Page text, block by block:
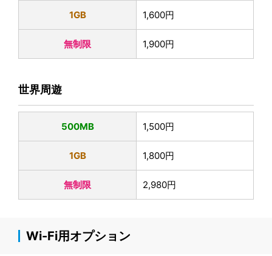
1GB 1,600円
無制限 1,900円
世界周遊
500MB 1,500円
1GB 1,800円
無制限 2,980円
Wi-Fi用オプション